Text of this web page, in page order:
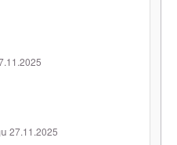
27.11.2025